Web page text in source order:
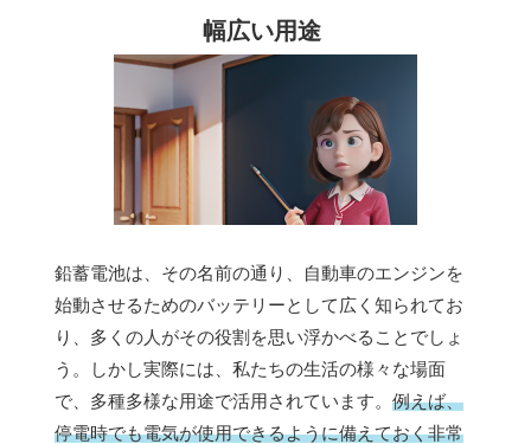
幅広い用途
鉛蓄電池は、その名前の通り、自動車のエンジンを
始動させるためのバッテリーとして広く知られてお
り、多くの人がその役割を思い浮かべることでしょ
う。しかし実際には、私たちの生活の様々な場面
で、多種多様な用途で活用されています。 例えば、
停電時でも電気が使用できるように備えておく非常